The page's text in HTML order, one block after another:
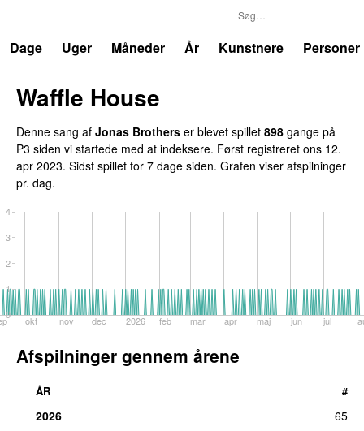
Dage
Uger Måneder År Kunstnere Personer
Waffle House
Denne sang af Jonas Brothers er blevet spillet 898 gange på
P3 siden vi startede med at indeksere. Først registreret ons 12.
apr 2023. Sidst spillet for 7 dage siden. Grafen viser afspilninger
pr. dag.
okt nov dec 2026 feb mar apr maj jun jul
0
1
2
3
4
Afspilninger gennem årene
ÅR #
2026
65